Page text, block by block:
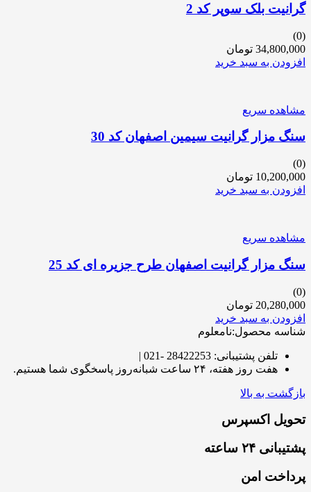
گرانیت بلک سوپر کد 2
(0)
34,800,000 تومان
افزودن به سبد خرید
مشاهده سریع
سنگ مزار گرانیت سیمین اصفهان کد 30
(0)
10,200,000 تومان
افزودن به سبد خرید
مشاهده سریع
سنگ مزار گرانیت اصفهان طرح جزیره ای کد 25
(0)
20,280,000 تومان
افزودن به سبد خرید
شناسه محصول:نامعلوم
تلفن پشتیبانی: 28422253 -021 |
هفت روز هفته، ۲۴ ساعت شبانه‌روز پاسخگوی شما هستیم.
بازگشت به بالا
تحویل اکسپرس
پشتیبانی ۲۴ ساعته
پرداخت امن